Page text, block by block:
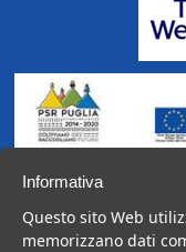
Operazione
Misura 19,
Informativa
Questo sito Web
memorizzano dati